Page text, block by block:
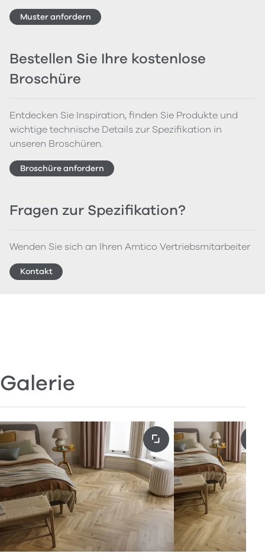
Muster anfordern
Bestellen Sie Ihre kostenlose
Broschüre
Entdecken Sie Inspiration, finden Sie Produkte und
wichtige technische Details zur Spezifikation in
unseren Broschüren.
Broschüre anfordern
Fragen zur Spezifikation?
Wenden Sie sich an Ihren Amtico Vertriebsmitarbeiter
Kontakt
Galerie